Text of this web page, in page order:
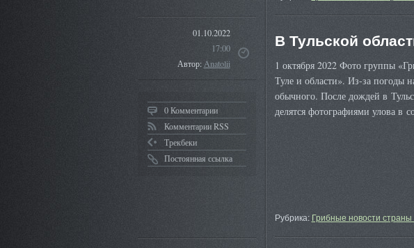
01.10.2022
17:00
Автор:Anatolii
0 Комментарии
Комментарии RSS
Трекбеки
Постоянная ссылка
В Тульской
1 октября 2022 Фото группы
Туле и области». Из-за погоды
обычного. После дождей в
делятся фотографиями улова в
Рубрика: Грибные новости